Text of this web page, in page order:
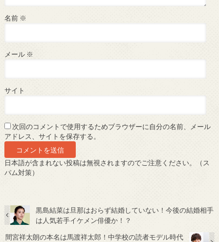
名前 ※
メール ※
サイト
次回のコメントで使用するためブラウザーに自分の名前、メール
アドレス、サイトを保存する。
日本語が含まれない投稿は無視されますのでご注意ください。（ス
パム対策）
黒島結菜は旦那はおらず結婚していない！今後の結婚相手
は人気若手イケメン俳優か！？
間宮祥太朗の本名は馬渡祥太郎！中学校の読者モデル時代